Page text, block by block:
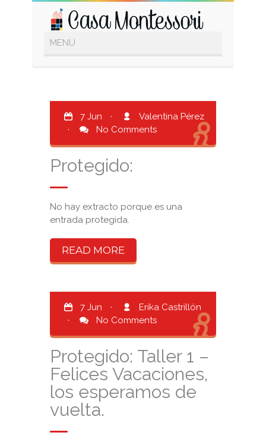
7 Jun ·
Valentina Pérez
·
No Comments
Protegido:
No hay extracto porque es una
entrada protegida.
READ MORE
7 Jun ·
Erika Castrillón
·
No Comments
Protegido: Taller 1 –
Felices Vacaciones,
los esperamos de
vuelta.